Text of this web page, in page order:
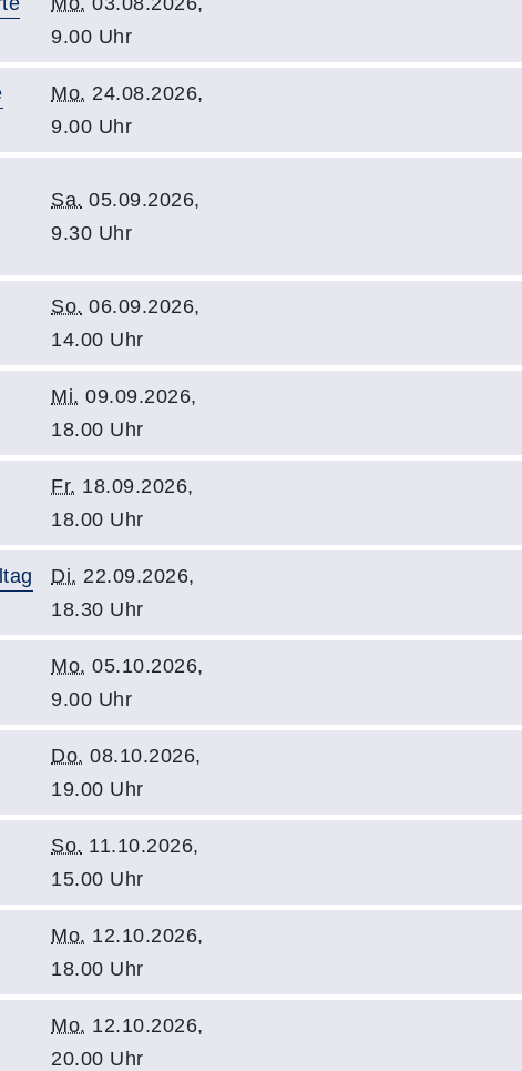
9.00 Uhr
Mo. 24.08.2026,
9.00 Uhr
Sa. 05.09.2026,
9.30 Uhr
So. 06.09.2026,
14.00 Uhr
Mi. 09.09.2026,
18.00 Uhr
Fr. 18.09.2026,
18.00 Uhr
Di. 22.09.2026,
18.30 Uhr
Mo. 05.10.2026,
9.00 Uhr
Do. 08.10.2026,
19.00 Uhr
So. 11.10.2026,
15.00 Uhr
Mo. 12.10.2026,
18.00 Uhr
Mo. 12.10.2026,
20.00 Uhr